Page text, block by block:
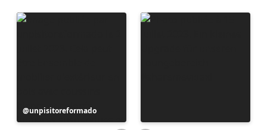
Publication
publiée
unpisitoreformado